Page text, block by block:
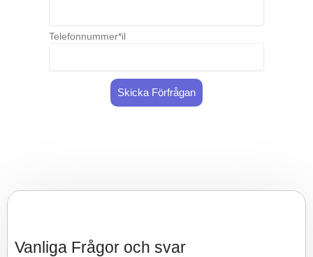
Telefonnummer*il
Skicka Förfrågan
Vanliga Frågor och svar